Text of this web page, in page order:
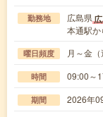
勤務地 広島県
本通駅
曜日頻度 月～金
時間 09:00～
期間 2026年